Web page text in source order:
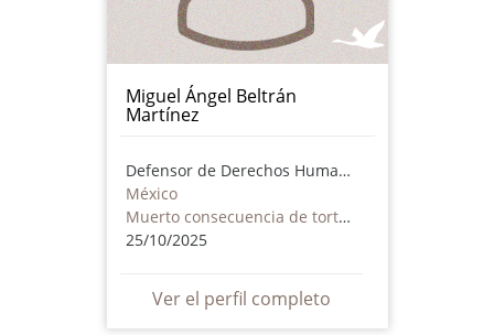
Miguel Ángel Beltrán
Martínez
Defensor de Derechos Humanos
México
Muerto consecuencia de torturas o maltrato - incluye actores no estatales
25/10/2025
Ver el perfil completo